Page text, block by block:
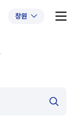
창원